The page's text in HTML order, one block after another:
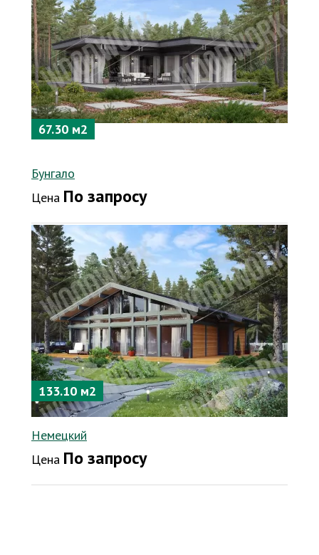
67.30 м2
Бунгало
Цена По запросу
133.10 м2
Немецкий
Цена По запросу